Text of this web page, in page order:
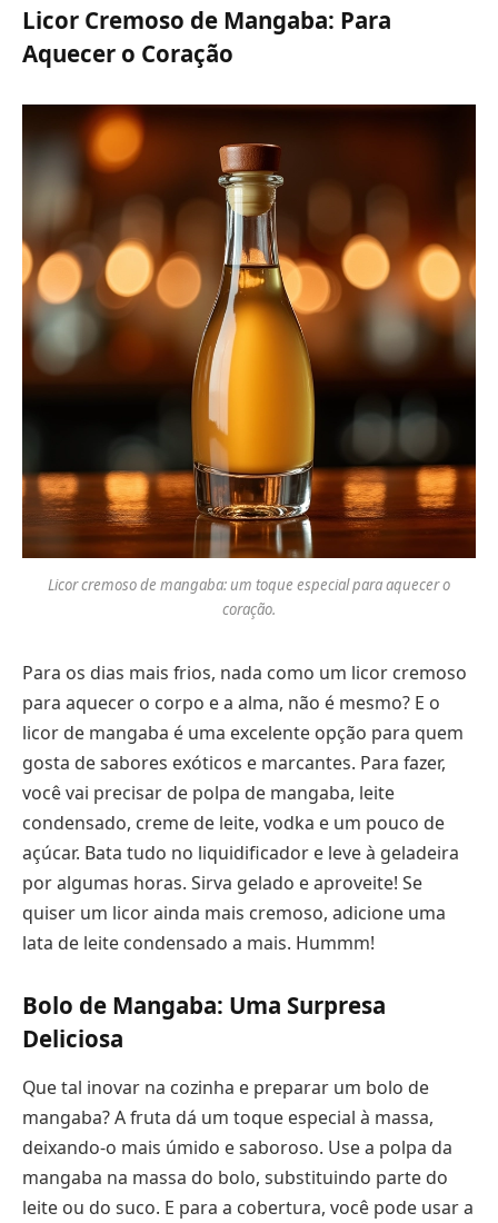
Licor Cremoso de Mangaba: Para
Aquecer o Coração
Licor cremoso de mangaba: um toque especial para aquecer o
coração.
Para os dias mais frios, nada como um licor cremoso
para aquecer o corpo e a alma, não é mesmo? E o
licor de mangaba é uma excelente opção para quem
gosta de sabores exóticos e marcantes. Para fazer,
você vai precisar de polpa de mangaba, leite
condensado, creme de leite, vodka e um pouco de
açúcar. Bata tudo no liquidificador e leve à geladeira
por algumas horas. Sirva gelado e aproveite! Se
quiser um licor ainda mais cremoso, adicione uma
lata de leite condensado a mais. Hummm!
Bolo de Mangaba: Uma Surpresa
Deliciosa
Que tal inovar na cozinha e preparar um bolo de
mangaba? A fruta dá um toque especial à massa,
deixando-o mais úmido e saboroso. Use a polpa da
mangaba na massa do bolo, substituindo parte do
leite ou do suco. E para a cobertura, você pode usar a